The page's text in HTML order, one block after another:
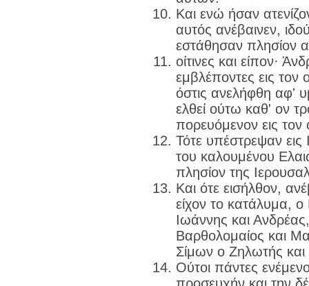
Και ενώ ήσαν
αυτός ανέβαινεν,
εστάθησαν πλησίον
οίτινες και είπον·
εμβλέποντες εις
όστις ανελήφθη αφ'
ελθεί ούτω καθ' ον
πορευόμενον εις
Τότε υπέστρεψαν
του καλουμένου
πλησίον της
Και ότε εισήλθον,
είχον το κατάλυμα,
Ιωάννης και
Βαρθολομαίος και
Σίμων ο Ζηλωτής
Ούτοι πάντες